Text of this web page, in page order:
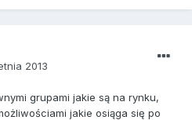
2013
grupami jakie są na rynku,
jakie osiąga się po